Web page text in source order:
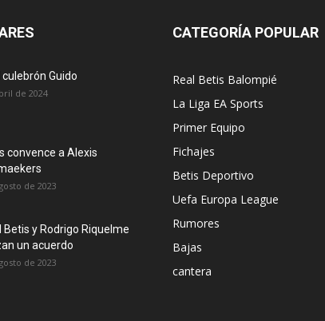
culebrón Guido
de 2024
convence a Alexis
de 2023
Betis y Rodrigo Riquelme
un acuerdo
de 2023
CATEGORÍA POPULAR
Real Betis Balompié
La Liga EA Sports
Primer Equipo
Fichajes
Betis Deportivo
Uefa Europa League
Rumores
Bajas
cantera